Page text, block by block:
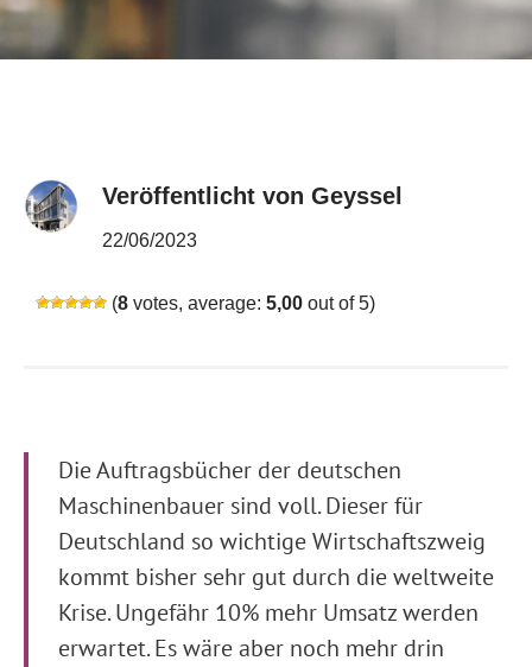
Veröffentlicht von Geyssel
22/06/2023
(8 votes, average: 5,00 out of 5)
Die Auftragsbücher der deutschen
Maschinenbauer sind voll. Dieser für
Deutschland so wichtige Wirtschaftszweig
kommt bisher sehr gut durch die weltweite
Krise. Ungefähr 10% mehr Umsatz werden
erwartet. Es wäre aber noch mehr drin